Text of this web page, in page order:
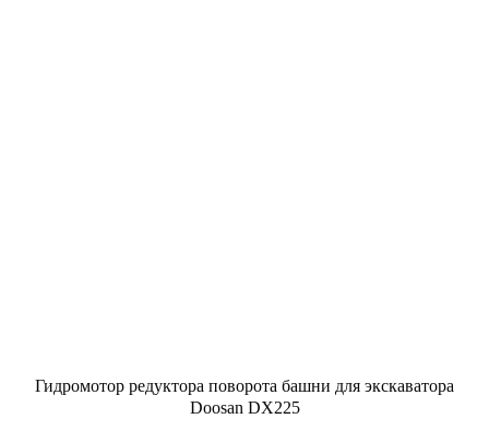
Гидромотор редуктора поворота башни для экскаватора
Doosan DX225